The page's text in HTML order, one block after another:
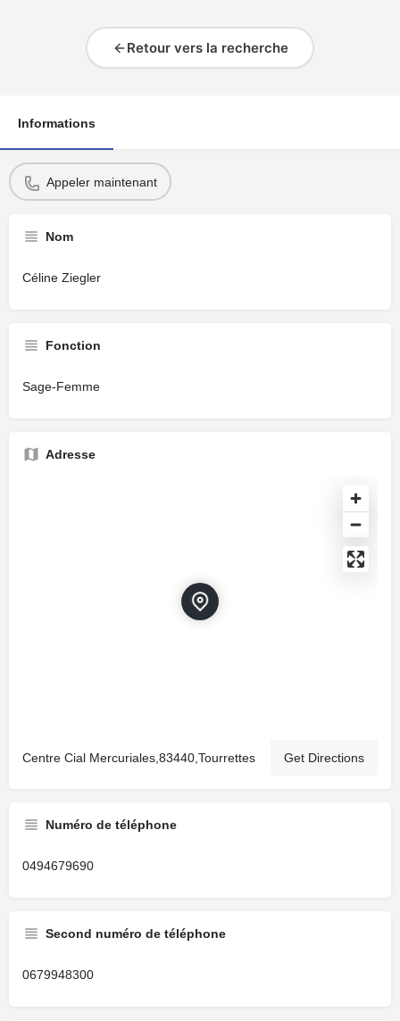
Retour vers la recherche
Informations
Appeler maintenant
Nom
Céline Ziegler
Fonction
Sage-Femme
Adresse
Centre Cial Mercuriales,83440,Tourrettes Get Directions
Numéro de téléphone
0494679690
Second numéro de téléphone
0679948300